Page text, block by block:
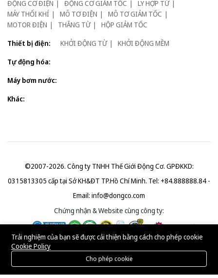
ĐỘNG CƠ ĐIỆN
ĐỘNG CƠ GIẢM TỐC
LY HỢP TỪ
MÁY THỔI KHÍ
MÔ TƠ ĐIỆN
MÔ TƠ GIẢM TỐC
MOTOR ĐIỆN
THẮNG TỪ
HỘP GIẢM TỐC
Thiết bị điện:
KHỞI ĐỘNG TỪ
KHỞI ĐỘNG MỀM
Tự động hóa:
Máy bơm nước:
Khác:
©2007-2026. Công ty TNHH Thế Giới Động Cơ. GPĐKKD:
0315813305 cấp tại Sở KH&ĐT TP.Hồ Chí Minh. Tel: +84.888888.84 -
Email: info@dongco.com
Chứng nhận & Website cùng công ty:
Trải nghiệm của bạn sẽ được cải thiện bằng cách cho phép cookie
Cookie Policy
Cho phép cookie